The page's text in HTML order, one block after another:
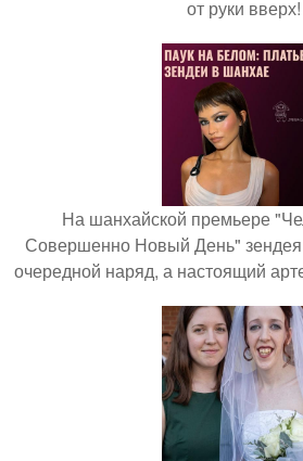
от руки вверх!
На шанхайской премьере
Совершенно Новый День"
очередной наряд, а настоящий